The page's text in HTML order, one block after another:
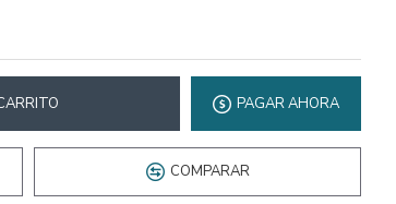
PAGAR AHORA
COMPARAR